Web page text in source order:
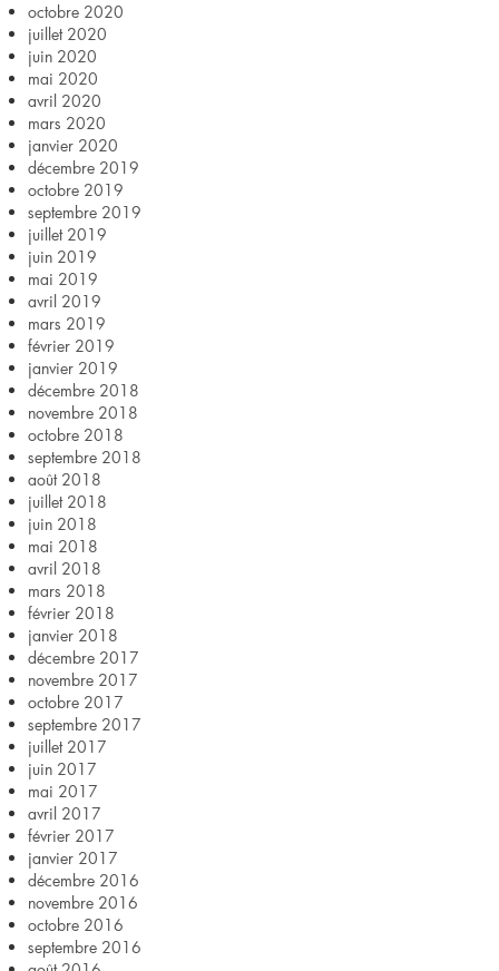
octobre 2020
juillet 2020
juin 2020
mai 2020
avril 2020
mars 2020
janvier 2020
décembre 2019
octobre 2019
septembre 2019
juillet 2019
juin 2019
mai 2019
avril 2019
mars 2019
février 2019
janvier 2019
décembre 2018
novembre 2018
octobre 2018
septembre 2018
août 2018
juillet 2018
juin 2018
mai 2018
avril 2018
mars 2018
février 2018
janvier 2018
décembre 2017
novembre 2017
octobre 2017
septembre 2017
juillet 2017
juin 2017
mai 2017
avril 2017
février 2017
janvier 2017
décembre 2016
novembre 2016
octobre 2016
septembre 2016